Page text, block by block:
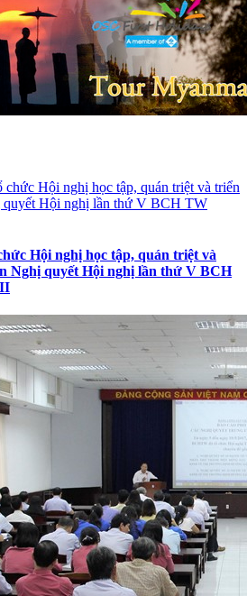
Hội nghị học tập, quán triệt và
Nghị quyết Hội nghị lần thứ V BCH